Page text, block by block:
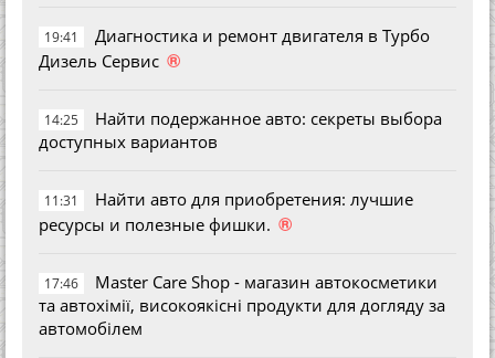
19:41
Диагностика и ремонт двигателя в Турбо
Дизель Сервис ®
14:25
Найти подержанное авто: секреты выбора
доступных вариантов
11:31
Найти авто для приобретения: лучшие
ресурсы и полезные фишки. ®
17:46
Master Care Shop - магазин автокосметики
та автохімії, високоякісні продукти для догляду за
автомобілем